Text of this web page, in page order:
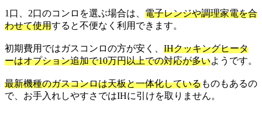
1口、2口のコンロを選ぶ場合は、 電子レンジや調理家電を合
わせて使用すると不便なく利用できます。
初期費用ではガスコンロの方が安く、 IHクッキングヒータ
ーはオプション追加で10万円以上での対応が多いようです。
最新機種のガスコンロは天板と一体化しているものもあるの
で、お手入れしやすさではIHに引けを取りません。